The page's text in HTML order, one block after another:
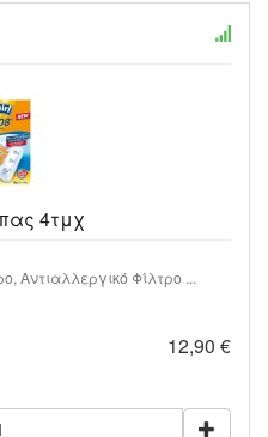
4τμχ
Αντιαλλεργικό Φίλτρο ...
12,90 €